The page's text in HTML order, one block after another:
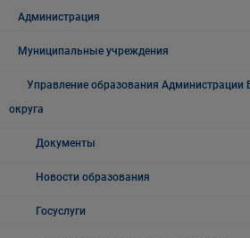
Администрация
Муниципальные учреждения
Управление образования Администрации
округа
Документы
Новости образования
Госуслуги